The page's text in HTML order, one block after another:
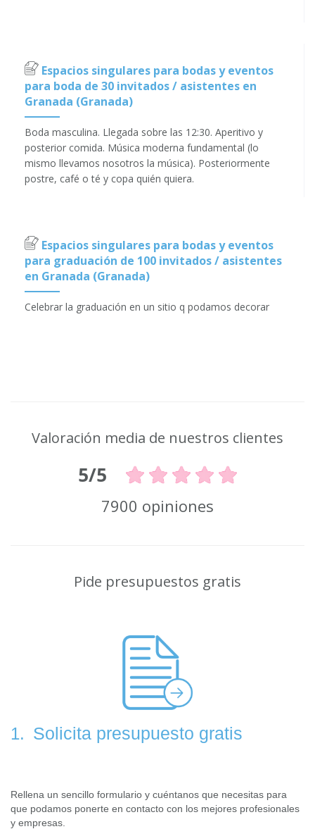
Espacios singulares para bodas y eventos
para boda de 30 invitados / asistentes en
Granada (Granada)
Boda masculina. Llegada sobre las 12:30. Aperitivo y
posterior comida. Música moderna fundamental (lo
mismo llevamos nosotros la música). Posteriormente
postre, café o té y copa quién quiera.
Espacios singulares para bodas y eventos
para graduación de 100 invitados / asistentes
en Granada (Granada)
Celebrar la graduación en un sitio q podamos decorar
Valoración media de nuestros clientes
5/5
7900 opiniones
Pide presupuestos gratis
1. Solicita presupuesto gratis
Rellena un sencillo formulario y cuéntanos que necesitas para
que podamos ponerte en contacto con los mejores profesionales
y empresas.